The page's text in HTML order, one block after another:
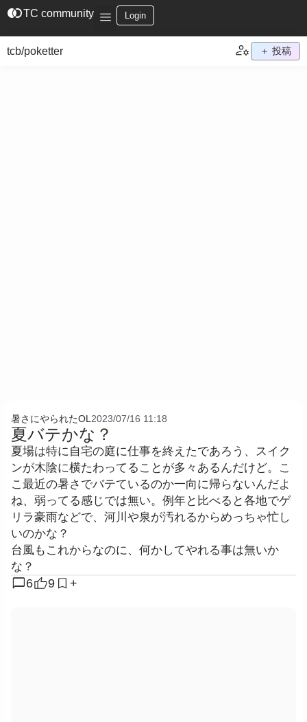
join_leftTC community Login
tcb/poketter ＋ 投稿
暑さにやられたOL 2023/07/16 11:18
夏バテかな？
夏場は特に自宅の庭に仕事を終えたであろう、スイク
ンが木陰に横たわってることが多々あるんだけど。こ
こ最近の暑さでバテているのか一向に帰らないんだよ
ね、弱ってる感じでは無い。例年と比べると各地でゲ
リラ豪雨などで、河川や泉が汚れるからめっちゃ忙し
いのかな？
台風もこれからなのに、何かしてやれる事は無いか
な？
chat_bubble6 9 +